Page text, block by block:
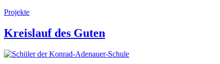
Projekte
Kreislauf des Guten